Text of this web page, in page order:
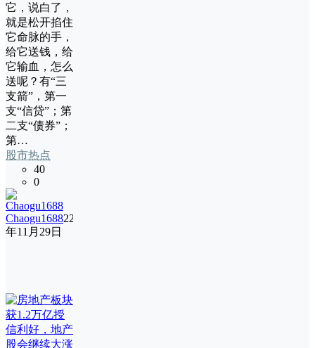
它，说白了，
就是松开掐住
它命脉的手，
给它送钱，给
它输血，怎么
送呢？有“三
支箭”，第一
支“信贷”；第
二支“债券”；
第…
股市热点
40
0
Chaogu168822
年11月29日